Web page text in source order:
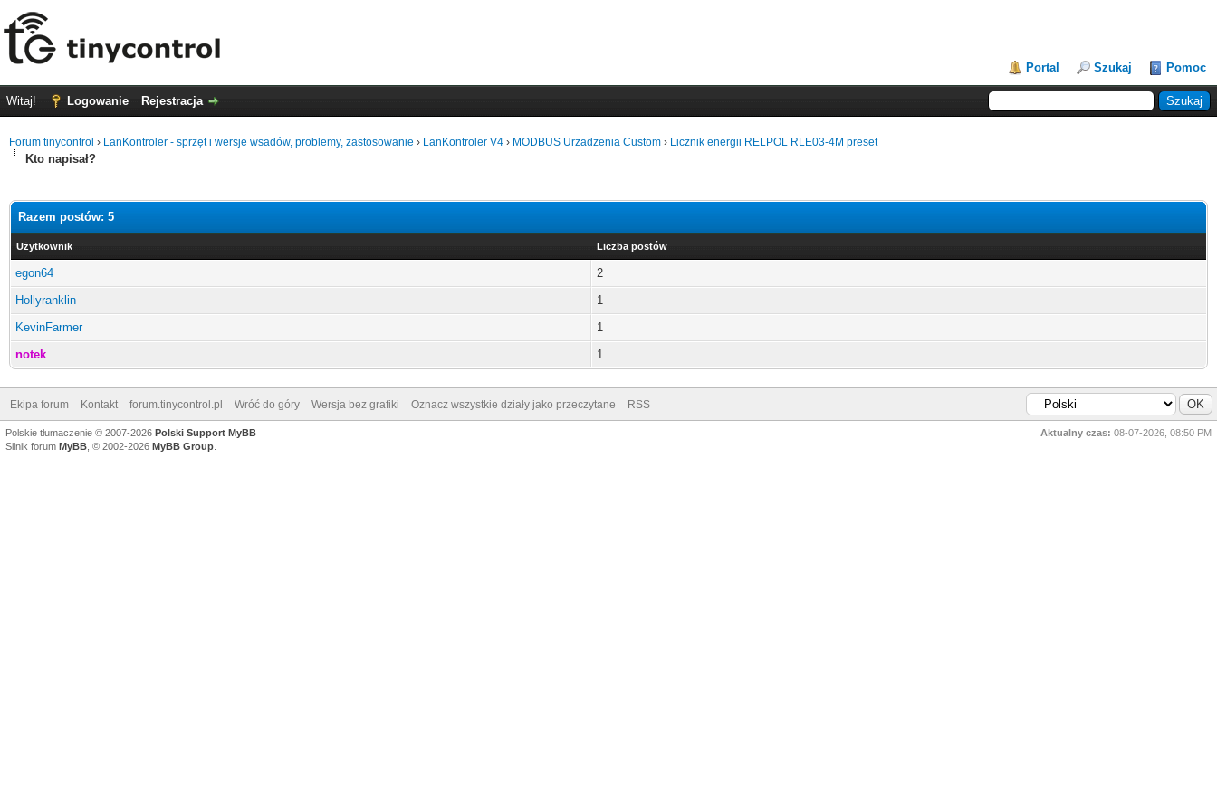
Portal Szukaj Pomoc
Witaj! Logowanie Rejestracja
Forum tinycontrol › LanKontroler - sprzęt i wersje wsadów, problemy, zastosowanie › LanKontroler V4 › MODBUS Urzadzenia Custom › Licznik energii RELPOL RLE03-4M preset
Kto napisał?
Razem postów: 5
Użytkownik Liczba postów
egon64
2
Hollyranklin
1
KevinFarmer
1
notek
1
Ekipa forum Kontakt forum.tinycontrol.pl Wróć do góry Wersja bez grafiki Oznacz wszystkie działy jako przeczytane RSS
Aktualny czas: 08-07-2026, 08:50 PM
Polskie tłumaczenie © 2007-2026 Polski Support MyBB
Silnik forum MyBB , © 2002-2026 MyBB Group